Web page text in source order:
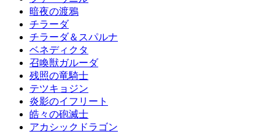
暗夜の渡鴉
チラーダ
チラーダ＆スパルナ
ベネディクタ
召喚獣ガルーダ
残照の竜騎士
テツキョジン
炎影のイフリート
皓々の砲滅士
アカシックドラゴン